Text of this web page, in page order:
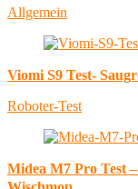
Allgemein
Viomi S9 Test-
Roboter-Test
Midea M7 Pro Test